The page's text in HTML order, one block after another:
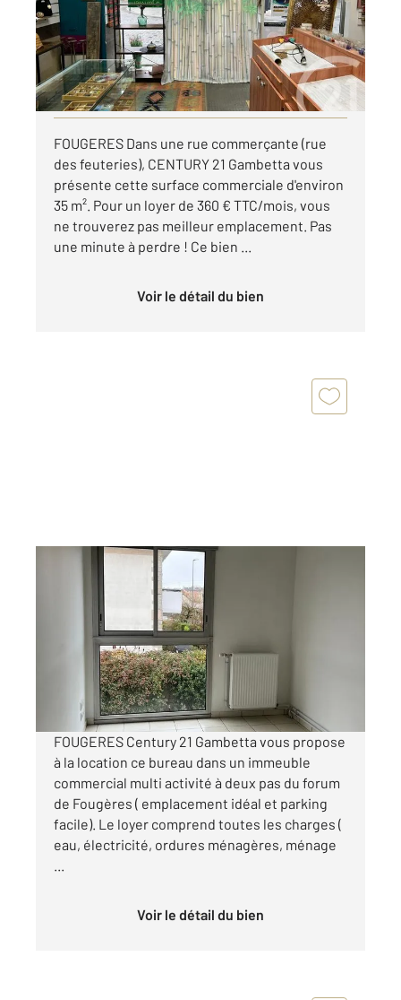
Appartement Local à louer
360 €
par mois charges comprises
Visiter le site dédié
FOUGERES Dans une rue commerçante (rue
des feuteries), CENTURY 21 Gambetta vous
présente cette surface commerciale d'environ
35 m². Pour un loyer de 360 € TTC/mois, vous
ne trouverez pas meilleur emplacement. Pas
une minute à perdre ! Ce bien ...
Voir le détail du bien
, 1 pièce
Ref : 6570
Local à louer
396 €
par mois charges comprises
FOUGERES Century 21 Gambetta vous propose
à la location ce bureau dans un immeuble
commercial multi activité à deux pas du forum
de Fougères ( emplacement idéal et parking
facile). Le loyer comprend toutes les charges (
eau, électricité, ordures ménagères, ménage
...
Voir le détail du bien